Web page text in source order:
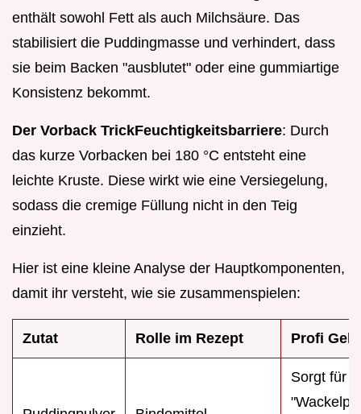
enthält sowohl Fett als auch Milchsäure. Das
stabilisiert die Puddingmasse und verhindert, dass
sie beim Backen "ausblutet" oder eine gummiartige
Konsistenz bekommt.
Der Vorback TrickFeuchtigkeitsbarriere: Durch
das kurze Vorbacken bei 180 °C entsteht eine
leichte Kruste. Diese wirkt wie eine Versiegelung,
sodass die cremige Füllung nicht in den Teig
einzieht.
Hier ist eine kleine Analyse der Hauptkomponenten,
damit ihr versteht, wie sie zusammenspielen:
Zutat Rolle im Rezept Profi
Sorgt für